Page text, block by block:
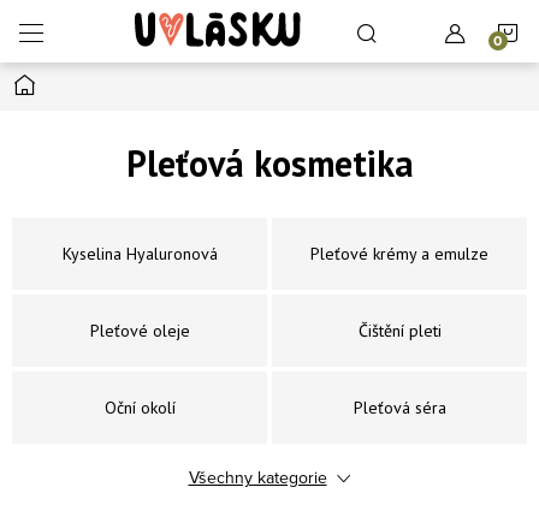
Domů
Pleťová kosmetika
Kyselina Hyaluronová Pleťové krémy a emulze
Pleťové oleje Čištění pleti
Oční okolí Pleťová séra
Pleťové kúry a koncentráty Pleťové masky
Všechny kategorie